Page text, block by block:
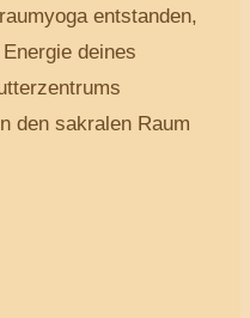
entstanden,
deines
den sakralen Raum